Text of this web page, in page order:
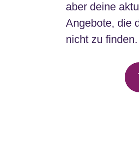
aber deine
Angebote, die
nicht zu finden.